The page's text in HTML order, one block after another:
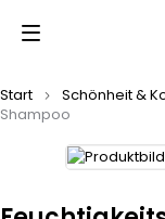
Start Schönheit &
Shampoo